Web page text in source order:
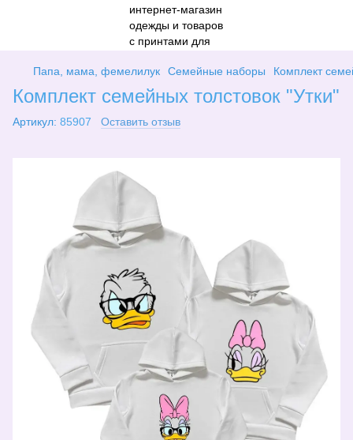
Папа, мама, фемелилук Семейные наборы Комплект
Комплект семейных толстовок "Утки"
Артикул: 85907 Оставить отзыв